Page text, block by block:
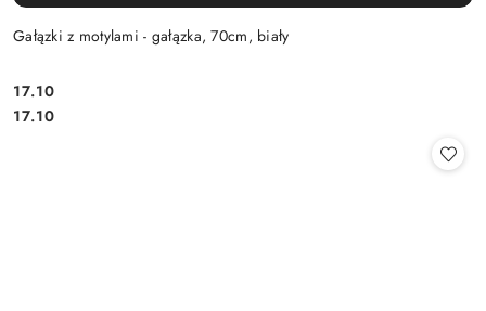
Gałązki z motylami - gałązka, 70cm, biały
Cena:
17.10
Cena:
17.10